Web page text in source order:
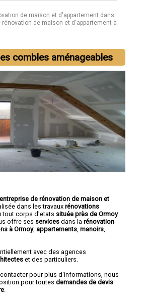
de maison et d'appartement dans
rénovation de maison et d'appartement à
combles aménageables
entreprise de rénovation de maison et
dans les travaux rénovations
tout corps d'etats située près de Ormoy
offre ses services dans la rénovation
à Ormoy, appartements manoirs
avec des agences
et des particuliers.
pour plus d'informations, nous
pour toutes demandes de devis